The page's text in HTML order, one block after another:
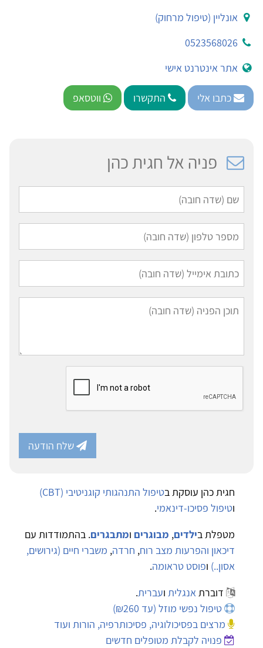
אונליין (טיפול מרחוק)
0523568026
אתר אינטרנט אישי
כתבו אלי התקשרו ווטסאפ
פניה אל חגית כהן
שלח הודעה
חגית כהן עוסקת בטיפול התנהגותי קוגניטיבי (CBT)
וטיפול פסיכו-דינאמי.
מטפלת בילדים, מבוגרים ומתבגרים. בהתמודדות עם
דיכאון והפרעות מצב רוח, חרדה, משברי חיים (גירושים,
אסון..) ופוסט טראומה.
דוברתאנגלית ועברית.
טיפול נפשי מוזל (עד ₪260)
מרצים בפסיכולוגיה, פסיכותרפיה, הורות ועוד
פנויה לקבלת מטופלים חדשים